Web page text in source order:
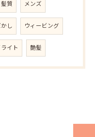
髪質 メンズ
し ウィービング
イト 艶髪